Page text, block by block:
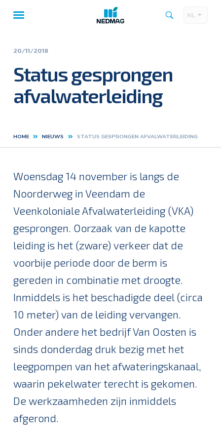
NL
20/11/2018
Status gesprongen
afvalwaterleiding
Kruimelpad
HOME NIEUWS STATUS GESPRONGEN AFVALWATERLEIDING
Woensdag 14 november is langs de
Noorderweg in Veendam de
Veenkoloniale Afvalwaterleiding (VKA)
gesprongen. Oorzaak van de kapotte
leiding is het (zware) verkeer dat de
voorbije periode door de berm is
gereden in combinatie met droogte.
Inmiddels is het beschadigde deel (circa
10 meter) van de leiding vervangen.
Onder andere het bedrijf Van Oosten is
sinds donderdag druk bezig met het
leegpompen van het afwateringskanaal,
waarin pekelwater terecht is gekomen.
De werkzaamheden zijn inmiddels
afgerond.